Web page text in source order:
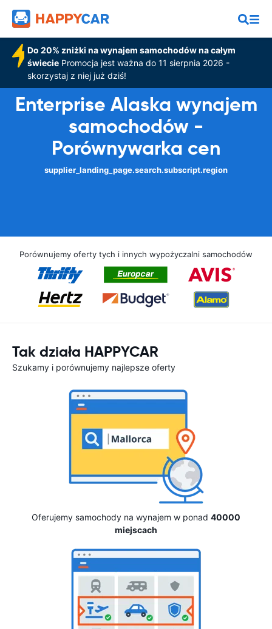
Do 20% zniżki na wynajem samochodów na całym
świeciePromocja jest ważna do 11 sierpnia 2026 -
skorzystaj z niej już dziś!
Enterprise Alaska wynajem
samochodów -
Porównywarka cen
supplier_landing_page.search.subscript.region
Porównujemy oferty tych i innych wypożyczalni samochodów
Tak działa HAPPYCAR
Szukamy i porównujemy najlepsze oferty
Oferujemy samochody na wynajem w ponad 40000
miejscach